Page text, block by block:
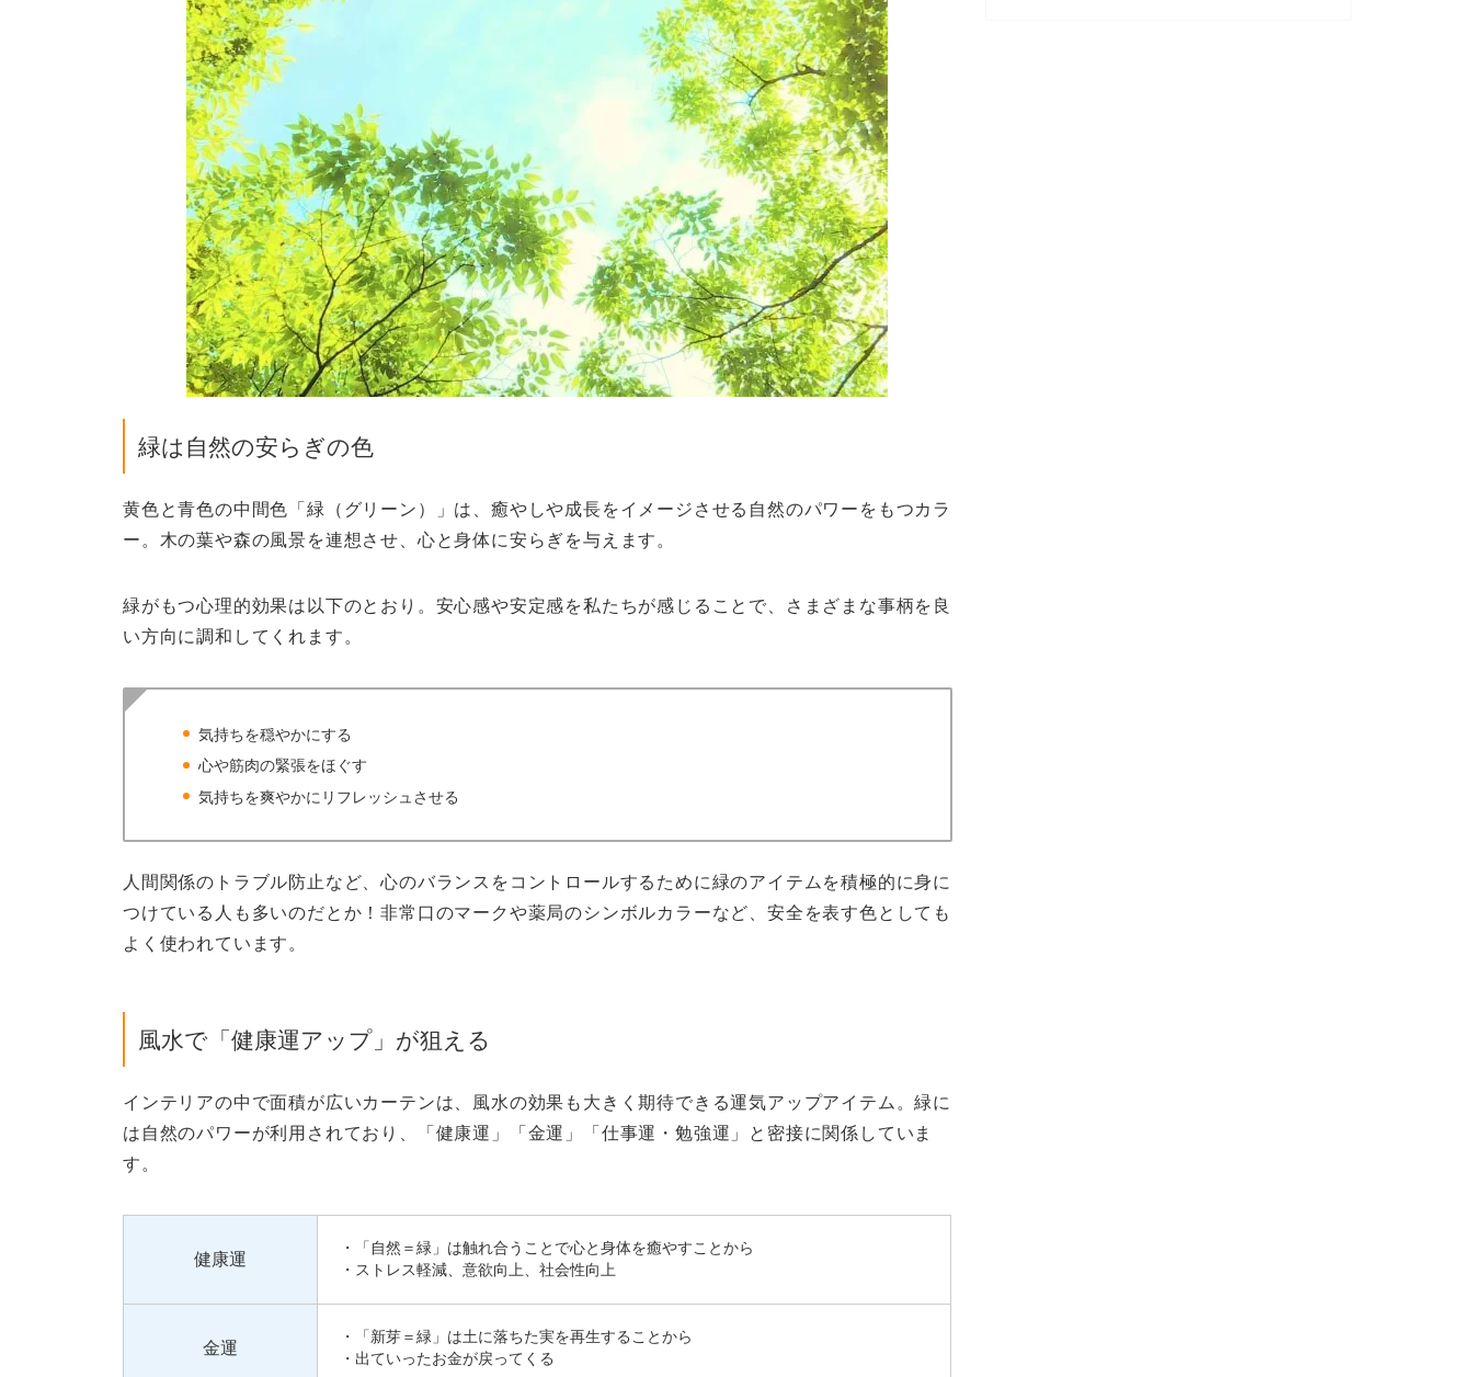
緑は自然の安らぎの色
黄色と青色の中間色「緑（グリーン）」は、癒やしや成長をイメージさせる自然のパワーをもつカラ
ー。木の葉や森の風景を連想させ、心と身体に安らぎを与えます。
緑がもつ心理的効果は以下のとおり。安心感や安定感を私たちが感じることで、さまざまな事柄を良
い方向に調和してくれます。
気持ちを穏やかにする
心や筋肉の緊張をほぐす
気持ちを爽やかにリフレッシュさせる
人間関係のトラブル防止など、心のバランスをコントロールするために緑のアイテムを積極的に身に
つけている人も多いのだとか！非常口のマークや薬局のシンボルカラーなど、安全を表す色としても
よく使われています。
風水で「健康運アップ」が狙える
インテリアの中で面積が広いカーテンは、風水の効果も大きく期待できる運気アップアイテム。緑に
は自然のパワーが利用されており、「健康運」「金運」「仕事運・勉強運」と密接に関係していま
す。
健康運
・「自然＝緑」は触れ合うことで心と身体を癒やすことから
・ストレス軽減、意欲向上、社会性向上
金運
・「新芽＝緑」は土に落ちた実を再生することから
・出ていったお金が戻ってくる